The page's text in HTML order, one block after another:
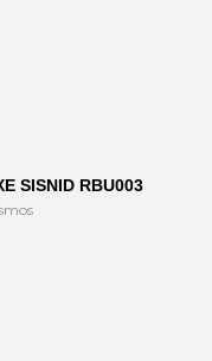
SISNID RBU003